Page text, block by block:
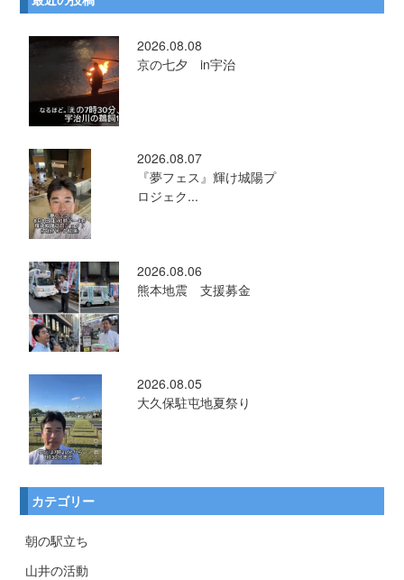
2026.08.08
京の七夕 in宇治
2026.08.07
『夢フェス』輝け城陽プ
ロジェク...
2026.08.06
熊本地震 支援募金
2026.08.05
大久保駐屯地夏祭り
カテゴリー
朝の駅立ち
山井の活動